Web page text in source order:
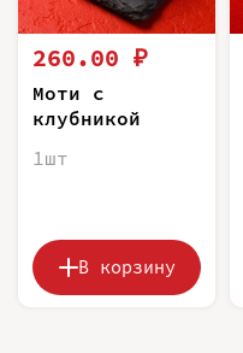
260.00 ₽
Моти с
клубникой
1шт
В корзину